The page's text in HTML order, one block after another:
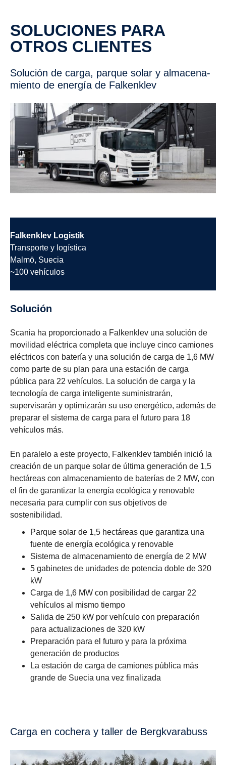
SOLUCIONES PARA
OTROS CLIENTES
Solución de carga, parque solar y almace­na­
miento de energía de Falken­klev
Falkenklev Logistik
Transporte y logística
Malmö, Suecia
~100 vehículos
Solución
Scania ha proporcionado a Falkenklev una solución de
movilidad eléctrica completa que incluye cinco camiones
eléctricos con batería y una solución de carga de 1,6 MW
como parte de su plan para una estación de carga
pública para 22 vehículos. La solución de carga y la
tecnología de carga inteligente suministrarán,
supervisarán y optimizarán su uso energético, además de
preparar el sistema de carga para el futuro para 18
vehículos más.
En paralelo a este proyecto, Falkenklev también inició la
creación de un parque solar de última generación de 1,5
hectáreas con almacenamiento de baterías de 2 MW, con
el fin de garantizar la energía ecológica y renovable
necesaria para cumplir con sus objetivos de
sostenibilidad.
Parque solar de 1,5 hectáreas que garantiza una
fuente de energía ecológica y renovable
Sistema de almacenamiento de energía de 2 MW
5 gabinetes de unidades de potencia doble de 320
kW
Carga de 1,6 MW con posibilidad de cargar 22
vehículos al mismo tiempo
Salida de 250 kW por vehículo con preparación
para actualizaciones de 320 kW
Preparación para el futuro y para la próxima
generación de productos
La estación de carga de camiones pública más
grande de Suecia una vez finalizada
Carga en cochera y taller de Bergk­va­ra­buss